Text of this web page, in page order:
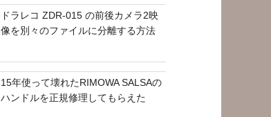
ドラレコ ZDR-015 の前後カメラ2映
像を別々のファイルに分離する方法
15年使って壊れたRIMOWA SALSAの
ハンドルを正規修理してもらえた